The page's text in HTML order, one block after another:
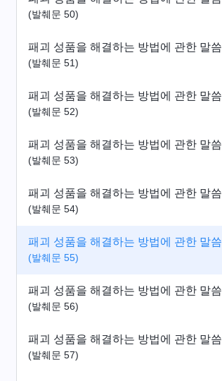
(발췌문 50)
패괴 성품을 해결하는 방법에 관한 말씀
(발췌문 51)
패괴 성품을 해결하는 방법에 관한 말씀
(발췌문 52)
패괴 성품을 해결하는 방법에 관한 말씀
(발췌문 53)
패괴 성품을 해결하는 방법에 관한 말씀
(발췌문 54)
패괴 성품을 해결하는 방법에 관한 말씀
(발췌문 55)
패괴 성품을 해결하는 방법에 관한 말씀
(발췌문 56)
패괴 성품을 해결하는 방법에 관한 말씀
(발췌문 57)